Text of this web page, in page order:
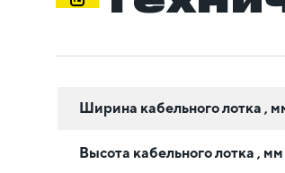
Ширина кабельного лотка ,
Высота кабельного лотка , мм